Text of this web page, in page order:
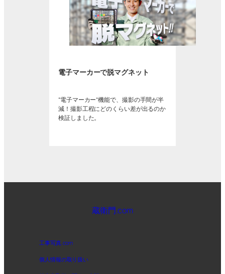
電子マーカーで脱マグネット
“電子マーカー”機能で、撮影の手間が半
減！撮影工程にどのくらい差が出るのか
検証しました。
蔵衛門.com
工事写真.com
個人情報の取り扱い